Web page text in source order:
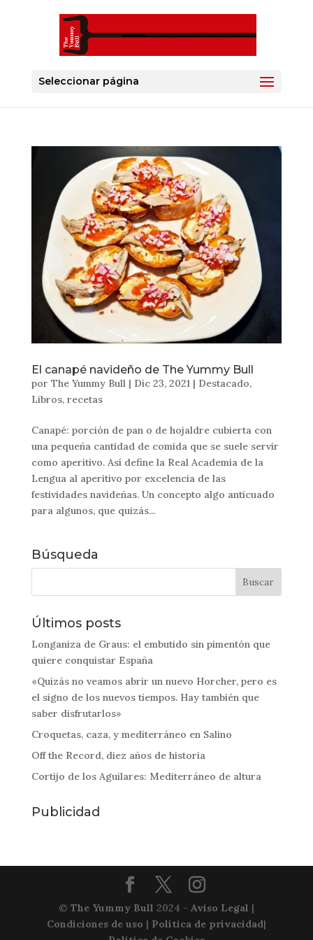
Seleccionar página
El canapé navideño de The Yummy Bull
por The Yummy Bull| Dic 23, 2021| Destacado,
Libros, recetas
Canapé: porción de pan o de hojaldre cubierta con
una pequeña cantidad de comida que se suele servir
como aperitivo. Así define la Real Academia de la
Lengua al aperitivo por excelencia de las
festividades navideñas. Un concepto algo anticuado
para algunos, que quizás...
Búsqueda
Últimos posts
Longaniza de Graus: el embutido sin pimentón que
quiere conquistar España
«Quizás no veamos abrir un nuevo Horcher, pero es
el signo de los nuevos tiempos. Hay también que
saber disfrutarlos»
Croquetas, caza, y mediterráneo en Salino
Off the Record, diez años de historia
Cortijo de los Aguilares: Mediterráneo de altura
Publicidad
© The Yummy Bull 2024 - Aviso Legal |
Condiciones de uso | Política de privacidad|